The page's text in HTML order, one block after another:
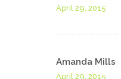
April 29, 2015
Amanda Mills
April 29, 2015